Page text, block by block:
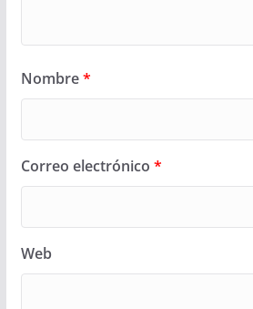
Nombre*
Correo electrónico *
Web